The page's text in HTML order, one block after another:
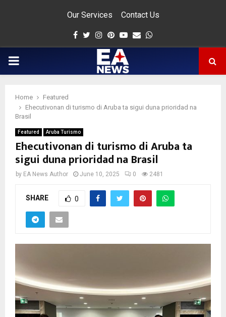
Our Services Contact Us
Facebook
Twitter
Instagram
Pinterest
Youtube
Email
PRIMARY
Home
Featured
Ehecutivonan di turismo di Aruba ta sigui duna prioridad na
Brasil
Featured Aruba Turismo
Ehecutivonan di turismo di Aruba ta
sigui duna prioridad na Brasil
by EA News Author June 10, 2025 0 2481
SHARE 0